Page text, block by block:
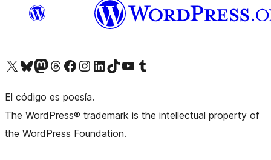
Visita nuestra cuenta de X (anteriormente Twitter)
Visita nuestra cuenta de Bluesky
Visita nuestra cuenta de Mastodon
Visita nuestra cuenta de Threads
Visita nuestra página de Facebook
Visita nuestra cuenta de Instagram
Visita nuestra cuenta de LinkedIn
Visita nuestra cuenta de TikTok
Visita nuestro canal de YouTube
Visita nuestra cuenta de Tumblr
El código es poesía.
The WordPress® trademark is the intellectual property of
the WordPress Foundation.